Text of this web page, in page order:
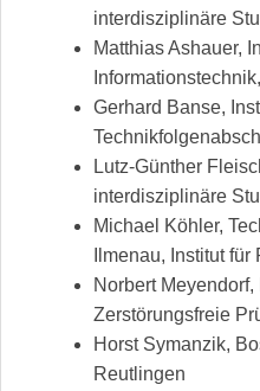
interdisziplinäre
Matthias Ashauer,
Gerhard Banse,
Lutz-Günther
interdisziplinäre
Michael Köhler,
Ilmenau, Institut
Norbert
Zerstörungsfreie
Horst Symanzik,
Reutlingen